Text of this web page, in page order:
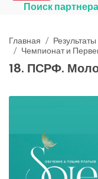
Поиск партнера
Главная
Результаты
Чемпионат и
18. ПСРФ.